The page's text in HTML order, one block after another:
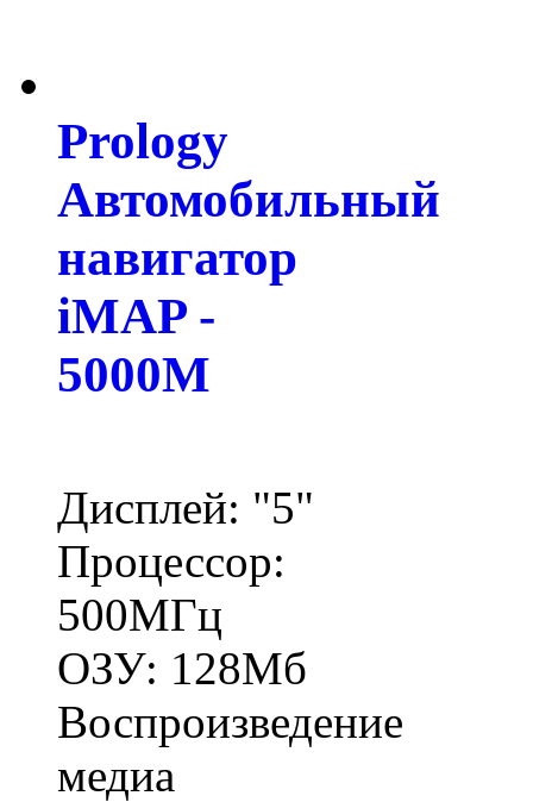
Prology
Автомобильный
навигатор
iMAP -
5000M
Дисплей: "5"
Процессор:
500МГц
ОЗУ: 128Мб
Воспроизведение
медиа